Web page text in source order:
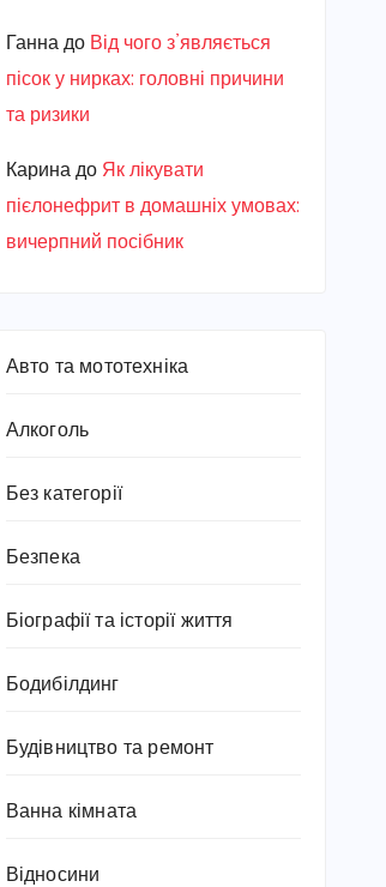
Ганнадо Від чого з’являється
пісок у нирках: головні причини
та ризики
Каринадо Як лікувати
пієлонефрит в домашніх умовах:
вичерпний посібник
Авто та мототехніка
Алкоголь
Без категорії
Безпека
Біографії та історії життя
Бодибілдинг
Будівництво та ремонт
Ванна кімната
Відносини